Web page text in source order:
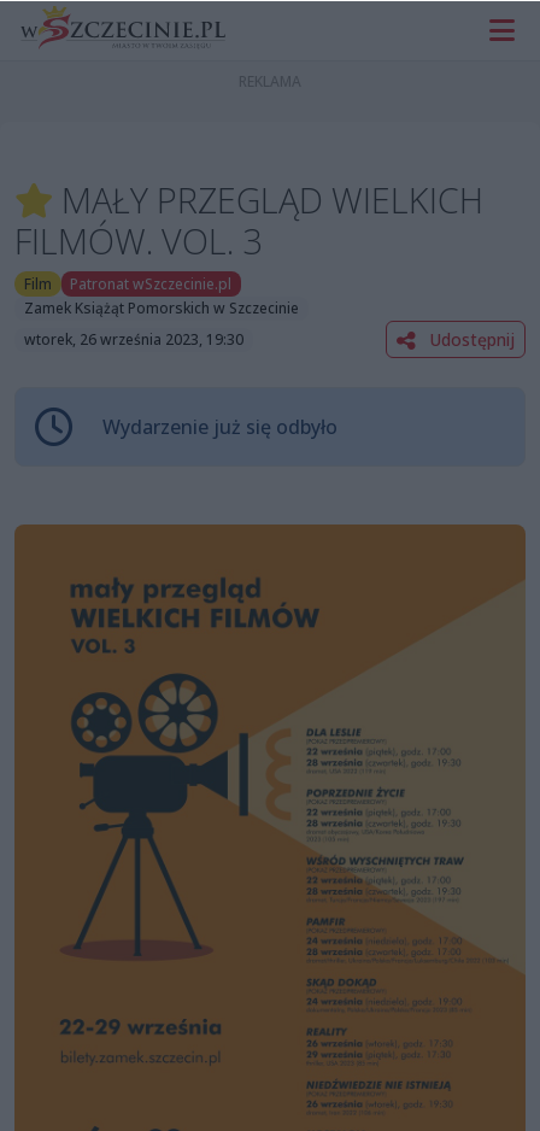
MAŁY PRZEGLĄD WIELKICH
FILMÓW. VOL. 3
Film
Patronat wSzczecinie.pl
Zamek Książąt Pomorskich w Szczecinie
wtorek, 26 września 2023, 19:30
Udostępnij
Wydarzenie już się odbyło